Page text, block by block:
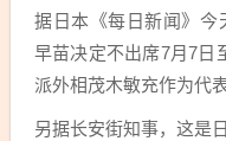
据日本《每日新闻》今
早苗决定不出席7月7日
派外相茂木敏充作为代
另据长安街知事，这是